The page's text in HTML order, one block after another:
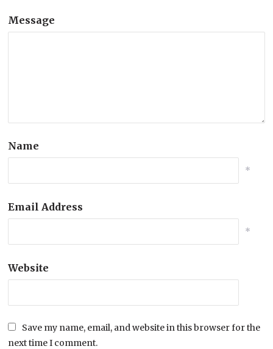
Message
Name
*
Email Address
*
Website
Save my name, email, and website in this browser for the
next time I comment.